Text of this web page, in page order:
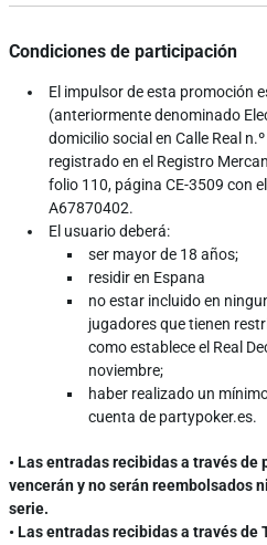
Condiciones de participación
El impulsor de esta promoción
(anteriormente denominado
domicilio social en Calle Real
registrado en el Registro
folio 110, página CE-3509 con
A67870402.
El usuario deberá:
ser mayor de 18 años;
residir en Espana
no estar incluido en
jugadores que tienen
como establece el Real
noviembre;
haber realizado un
cuenta de partypoker.es.
• Las entradas recibidas a través
vencerán y no serán reembolsados
serie.
• Las entradas recibidas a través